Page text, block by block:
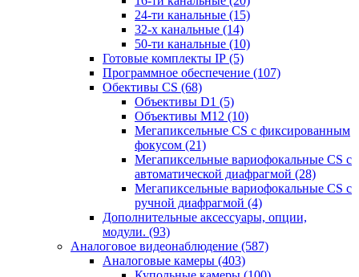
24-ти канальные (15)
32-х канальные (14)
50-ти канальные (10)
Готовые комплекты IP (5)
Программное обеспечение (107)
Обективы CS (68)
Объективы D1 (5)
Объективы M12 (10)
Мегапиксельные CS c фиксированным
фокусом (21)
Мегапиксельные вариофокальные CS c
автоматической диафрагмой (28)
Мегапиксельные вариофокальные CS c
ручной диафрагмой (4)
Дополнительные аксессуары, опции,
модули. (93)
Аналоговое видеонаблюдение (587)
Аналоговые камеры (403)